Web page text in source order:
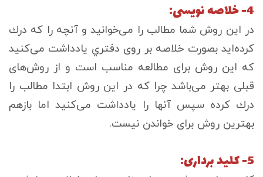
4- خلاصه نويسی:
در اين روش شما مطالب را می‌خوانيد و آنچه را كه درك
كرده‌ايد بصورت خلاصه بر روی دفتري يادداشت می‌كنيد
كه اين روش برای مطالعه مناسب است و از روش‌های
قبلی بهتر می‌باشد چرا كه در اين روش ابتدا مطالب را
درك كرده سپس آنها را يادداشت می‌كنيد اما بازهم
بهترين روش برای خواندن نيست.
5- كليد برداری: